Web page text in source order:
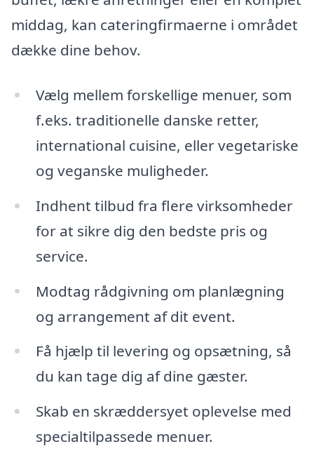
middag, kan cateringfirmaerne i området
dække dine behov.
Vælg mellem forskellige menuer, som
f.eks. traditionelle danske retter,
international cuisine, eller vegetariske
og veganske muligheder.
Indhent tilbud fra flere virksomheder
for at sikre dig den bedste pris og
service.
Modtag rådgivning om planlægning
og arrangement af dit event.
Få hjælp til levering og opsætning, så
du kan tage dig af dine gæster.
Skab en skræddersyet oplevelse med
specialtilpassede menuer.